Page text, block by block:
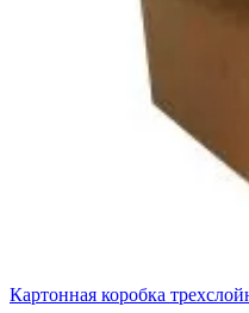
Картонная коробка